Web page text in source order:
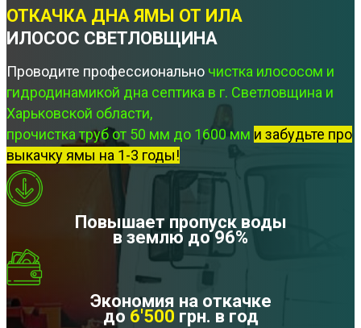
ОТКАЧКА ДНА ЯМЫ ОТ ИЛА
ИЛОСОС СВЕТЛОВЩИНА
Проводите профессионально чистка илососом и
гидродинамикой дна септика в г. Светловщина и
Харьковской области,
прочистка труб от 50 мм до 1600 мм и забудьте про
выкачку ямы на 1-3 годы!
Повышает пропуск воды
в землю до 96%
Экономия на откачке
до 6'500 грн. в год